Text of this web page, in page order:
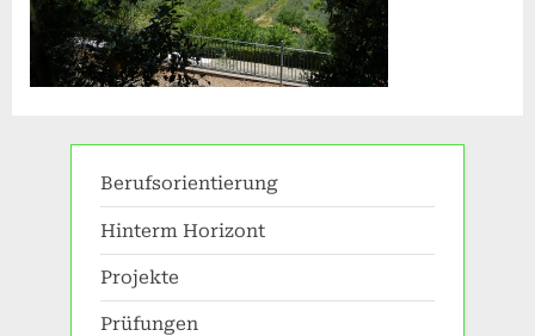
Berufsorientierung
Hinterm Horizont
Projekte
Prüfungen